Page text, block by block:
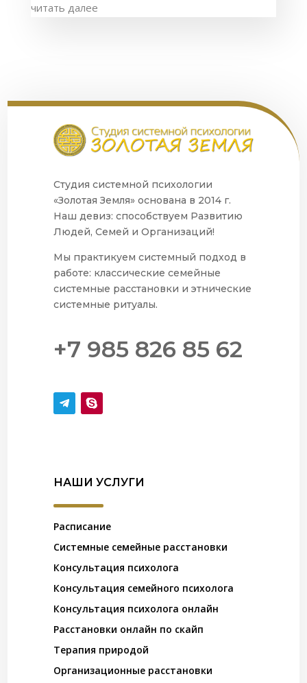
читать далее
Студия системной психологии
«Золотая Земля» основана в 2014 г.
Наш девиз: способствуем Развитию
Людей, Семей и Организаций!
Мы практикуем системный подход в
работе: классические семейные
системные расстановки и этнические
системные ритуалы.
+7 985 826 85 62
НАШИ УСЛУГИ
Расписание
Системные семейные расстановки
Консультация психолога
Консультация семейного психолога
Консультация психолога онлайн
Расстановки онлайн по скайп
Терапия природой
Организационные расстановки